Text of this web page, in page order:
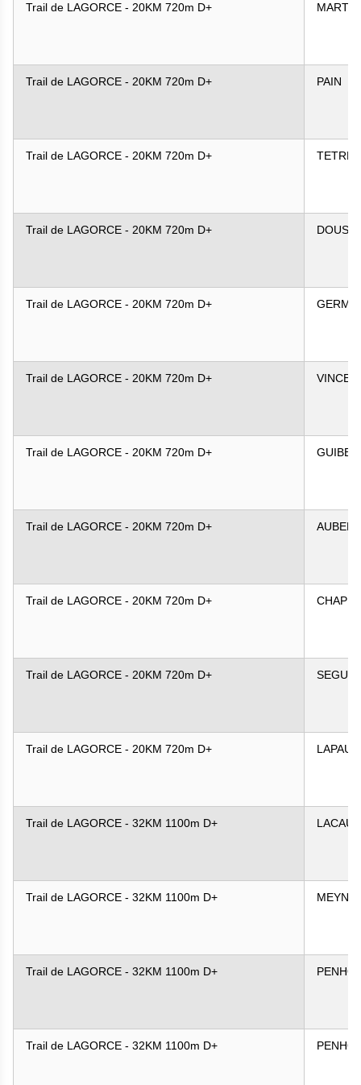
Trail de LAGORCE - 20KM 720m D+ MARTIN
Trail de LAGORCE - 20KM 720m D+ PAIN
Trail de LAGORCE - 20KM 720m D+ TETREL
Trail de LAGORCE - 20KM 720m D+
Trail de LAGORCE - 20KM 720m D+
Trail de LAGORCE - 20KM 720m D+
Trail de LAGORCE - 20KM 720m D+
Trail de LAGORCE - 20KM 720m D+ AUBERT
Trail de LAGORCE - 20KM 720m D+
Trail de LAGORCE - 20KM 720m D+
Trail de LAGORCE - 20KM 720m D+
Trail de LAGORCE - 32KM 1100m D+
Trail de LAGORCE - 32KM 1100m D+
Trail de LAGORCE - 32KM 1100m D+
Trail de LAGORCE - 32KM 1100m D+